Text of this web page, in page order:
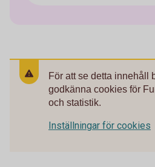
För att se detta innehåll
godkänna cookies för
och statistik.
Inställningar för cookies